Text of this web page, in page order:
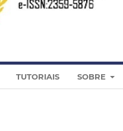
TUTORIAIS SOBRE